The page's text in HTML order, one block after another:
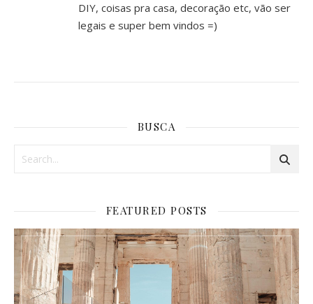
DIY, coisas pra casa, decoração etc, vão ser
legais e super bem vindos =)
BUSCA
FEATURED POSTS